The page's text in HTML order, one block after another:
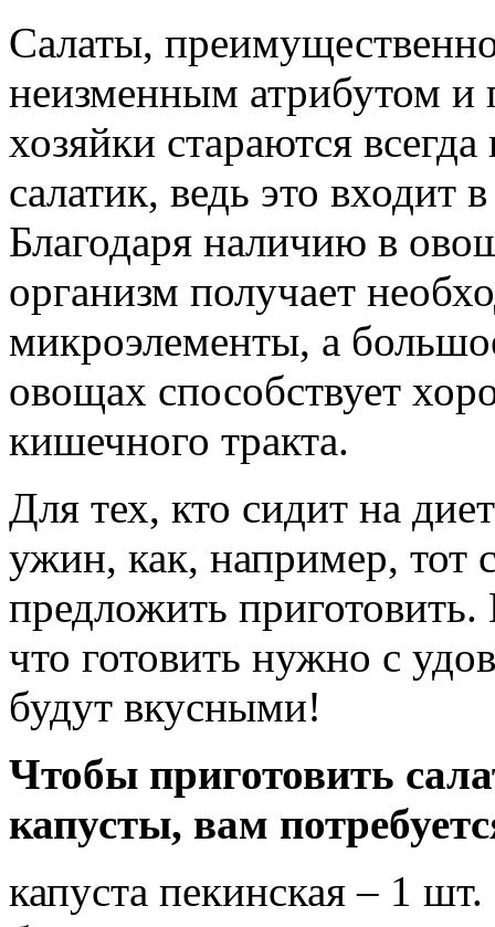
Салаты,
неизменным атрибутом и
хозяйки стараются
салатик, ведь это
Благодаря наличию в
организм получает
микроэлементы, а
овощах способствует
кишечного тракта.
Для тех, кто сидит на
ужин, как, например, тот
предложить
что готовить нужно с
будут вкусными!
Чтобы приготовить
капусты, вам
капуста пекинская – 1 шт.